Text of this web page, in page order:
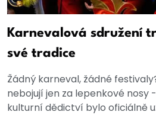
Karnevalová sdružení
své tradice
Žádný karneval, žádné
nebojují jen za lepenkové nosy
kulturní dědictví bylo oficiálně